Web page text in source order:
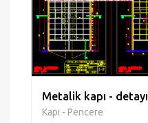
Metalik kapı - detayı
Kapı - Pencere